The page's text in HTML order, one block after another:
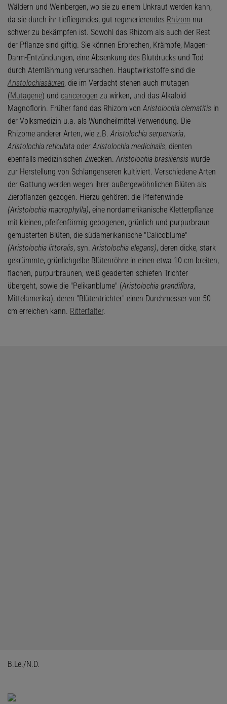
Wäldern und Weinbergen, wo sie zu einem Unkraut werden kann,
da sie durch ihr tiefliegendes, gut regenerierendes Rhizom nur
schwer zu bekämpfen ist. Sowohl das Rhizom als auch der Rest
der Pflanze sind giftig. Sie können Erbrechen, Krämpfe, Magen-
Darm-Entzündungen, eine Absenkung des Blutdrucks und Tod
durch Atemlähmung verursachen. Hauptwirkstoffe sind die
Aristolochiasäuren, die im Verdacht stehen auch mutagen
(Mutagene) und cancerogen zu wirken, und das Alkaloid
Magnoflorin. Früher fand das Rhizom vonAristolochia clematitis in
der Volksmedizin u.a. als Wundheilmittel Verwendung. Die
Rhizome anderer Arten, wie z.B.Aristolochia serpentaria,
Aristolochia reticulata oderAristolochia medicinalis, dienten
ebenfalls medizinischen Zwecken.Aristolochia brasiliensis wurde
zur Herstellung von Schlangenseren kultiviert. Verschiedene Arten
der Gattung werden wegen ihrer außergewöhnlichen Blüten als
Zierpflanzen gezogen. Hierzu gehören: die Pfeifenwinde
(Aristolochia macrophylla), eine nordamerikanische Kletterpflanze
mit kleinen, pfeifenförmig gebogenen, grünlich und purpurbraun
gemusterten Blüten, die südamerikanische "Calicoblume"
(Aristolochia littoralis, syn.Aristolochia elegans), deren dicke, stark
gekrümmte, grünlichgelbe Blütenröhre in einen etwa 10 cm breiten,
flachen, purpurbraunen, weiß geaderten schiefen Trichter
übergeht, sowie die "Pelikanblume" (Aristolochia grandiflora,
Mittelamerika), deren "Blütentrichter" einen Durchmesser von 50
cm erreichen kann. Ritterfalter.
B.Le./N.D.